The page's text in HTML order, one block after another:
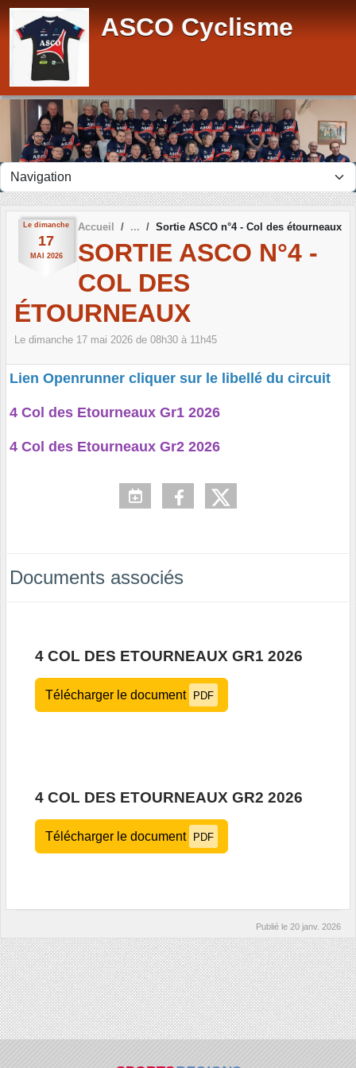
ASCO Cyclisme
Le dimanche
17
MAI 2026
Accueil Sortie ASCO n°4 - Col des étourneaux
SORTIE ASCO N°4 -
COL DES
ÉTOURNEAUX
Le dimanche 17 mai 2026 de 08h30 à 11h45
Lien Openrunner cliquer sur le libellé du circuit
4 Col des Etourneaux Gr1 2026
4 Col des Etourneaux Gr2 2026
Documents associés
4 COL DES ETOURNEAUX GR1 2026
Télécharger le document PDF
4 COL DES ETOURNEAUX GR2 2026
Télécharger le document PDF
Publié le 20 janv. 2026
Panneau de gestion des cookies